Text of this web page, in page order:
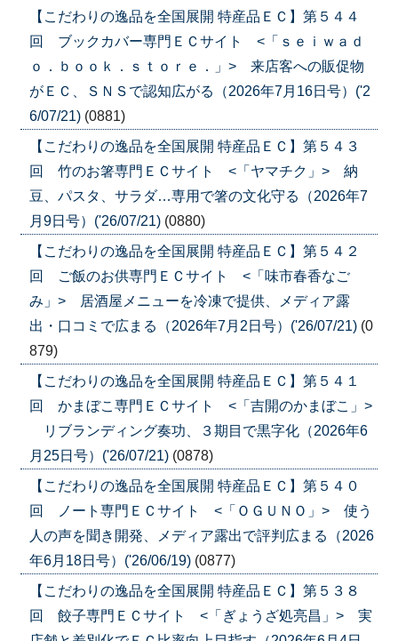
【こだわりの逸品を全国展開 特産品ＥＣ】第５４４
回 ブックカバー専門ＥＣサイト <「ｓｅｉｗａｄ
ｏ．ｂｏｏｋ．ｓｔｏｒｅ．」> 来店客への販促物
がＥＣ、ＳＮＳで認知広がる（2026年7月16日号）('2
6/07/21) (0881)
【こだわりの逸品を全国展開 特産品ＥＣ】第５４３
回 竹のお箸専門ＥＣサイト <「ヤマチク」> 納
豆、パスタ、サラダ…専用で箸の文化守る（2026年7
月9日号）('26/07/21) (0880)
【こだわりの逸品を全国展開 特産品ＥＣ】第５４２
回 ご飯のお供専門ＥＣサイト <「味市春香なご
み」> 居酒屋メニューを冷凍で提供、メディア露
出・口コミで広まる（2026年7月2日号）('26/07/21) (0
879)
【こだわりの逸品を全国展開 特産品ＥＣ】第５４１
回 かまぼこ専門ＥＣサイト <「吉開のかまぼこ」>
リブランディング奏功、３期目で黒字化（2026年6
月25日号）('26/07/21) (0878)
【こだわりの逸品を全国展開 特産品ＥＣ】第５４０
回 ノート専門ＥＣサイト <「ＯＧＵＮＯ」> 使う
人の声を聞き開発、メディア露出で評判広まる（2026
年6月18日号）('26/06/19) (0877)
【こだわりの逸品を全国展開 特産品ＥＣ】第５３８
回 餃子専門ＥＣサイト <「ぎょうざ処亮昌」> 実